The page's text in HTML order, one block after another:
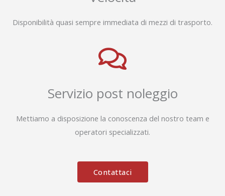
Disponibilità quasi sempre immediata di mezzi di trasporto.
Servizio post noleggio
Mettiamo a disposizione la conoscenza del nostro team e
operatori specializzati.
Contattaci